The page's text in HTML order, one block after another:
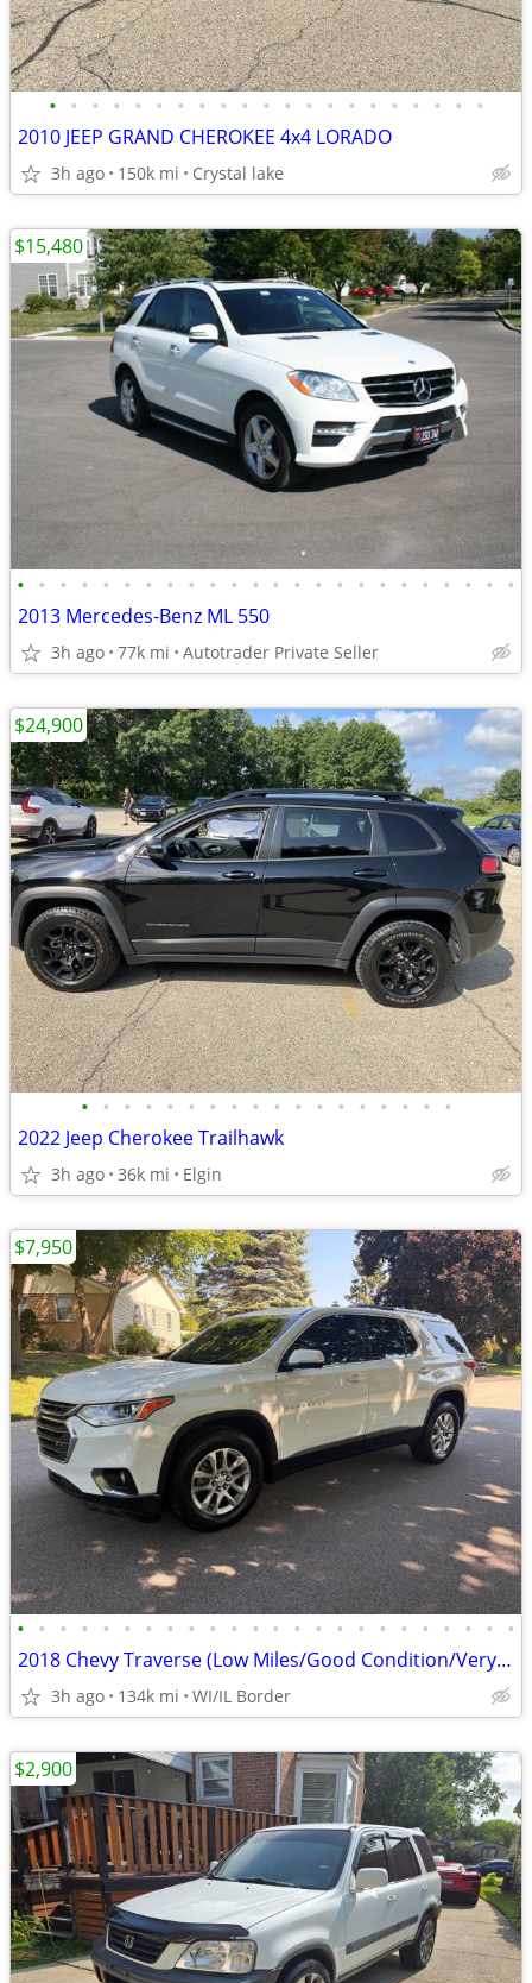
• • • • • • • • • • • • • • • • • • • • •
2010 JEEP GRAND CHEROKEE 4x4 LORADO
3h ago 150k mi Crystal lake
• • • • • • • • • • • • • • • • • • • • • • • •
2013 Mercedes-Benz ML 550
3h ago 77k mi Autotrader Private Seller
$15,480
• • • • • • • • • • • • • • • • • •
2022 Jeep Cherokee Trailhawk
3h ago 36k mi Elgin
$24,900
• • • • • • • • • • • • • • • • • • • • • • • •
2018 Chevy Traverse (Low Miles/Good Condition/Very Clean)
3h ago 134k mi WI/IL Border
$7,950
$2,900